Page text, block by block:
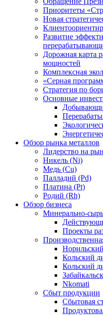
Приоритеты
Новая
Развитие
Дорожная карта
мощностей
Комплексная
«Серная
Стратегия по
Основные
Обзор рынка металлов
Лидерство на
Никель (Ni)
Медь (Cu)
Палладий (Pd)
Платина (Pt)
Родий (Rh)
Обзор бизнеса
Минерально-
Проекты
Кольский
Кольский
Nkomati
Сбыт продукции
Сбытовая